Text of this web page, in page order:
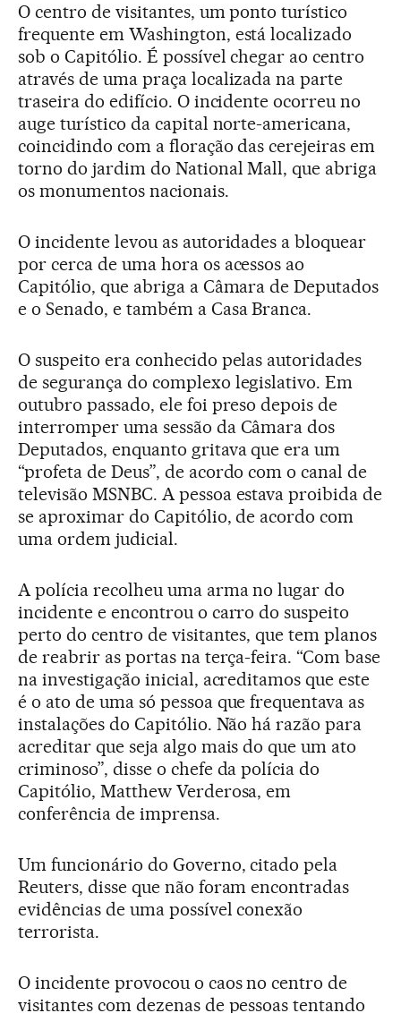
O centro de visitantes, um ponto turístico
frequente em Washington, está localizado
sob o Capitólio. É possível chegar ao centro
através de uma praça localizada na parte
traseira do edifício. O incidente ocorreu no
auge turístico da capital norte-americana,
coincidindo com a floração das cerejeiras em
torno do jardim do National Mall, que abriga
os monumentos nacionais.
O incidente levou as autoridades a bloquear
por cerca de uma hora os acessos ao
Capitólio, que abriga a Câmara de Deputados
e o Senado, e também a Casa Branca.
O suspeito era conhecido pelas autoridades
de segurança do complexo legislativo. Em
outubro passado, ele foi preso depois de
interromper uma sessão da Câmara dos
Deputados, enquanto gritava que era um
“profeta de Deus”, de acordo com o canal de
televisão MSNBC. A pessoa estava proibida de
se aproximar do Capitólio, de acordo com
uma ordem judicial.
A polícia recolheu uma arma no lugar do
incidente e encontrou o carro do suspeito
perto do centro de visitantes, que tem planos
de reabrir as portas na terça-feira. “Com base
na investigação inicial, acreditamos que este
é o ato de uma só pessoa que frequentava as
instalações do Capitólio. Não há razão para
acreditar que seja algo mais do que um ato
criminoso”, disse o chefe da polícia do
Capitólio, Matthew Verderosa, em
conferência de imprensa.
Um funcionário do Governo, citado pela
Reuters, disse que não foram encontradas
evidências de uma possível conexão
terrorista.
O incidente provocou o caos no centro de
visitantes com dezenas de pessoas tentando